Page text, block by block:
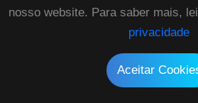
nosso website. Para saber mais,
privacidade
Aceitar
The Ultimate Guide to
Business Management: